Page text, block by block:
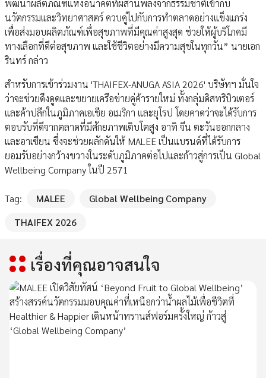
พัฒนาผลิตภัณฑ์แห่งอนาคตที่ผสานพลังจากธรรมชาติเข้ากับ
นวัตกรรมและวิทยาศาสตร์ ควบคู่ไปกับการทำตลาดอย่างแข็งแกร่ง
เพื่อส่งมอบผลิตภัณฑ์เพื่อสุขภาพที่มีคุณค่าสูงสุด ช่วยให้ผู้บริโภคมี
ทางเลือกที่ดีต่อสุขภาพ และใช้ชีวิตอย่างมีความสุขในทุกวัน” นายเอก
รินทร์ กล่าว
สำหรับการเข้าร่วมงาน 'THAIFEX-ANUGA ASIA 2026' บริษัทฯ มั่นใจ
ว่าจะช่วยดึงดูดและขยายเครือข่ายคู่ค้ารายใหม่ ทั้งกลุ่มดิสทริบิวเตอร์
และค้าปลีกในภูมิภาคเอเชีย อเมริกา และยุโรป โดยคาดว่าจะได้รับการ
ตอบรับที่ดีจากตลาดที่มีศักยภาพเติบโตสูง อาทิ จีน ตะวันออกกลาง
และอาเซียน ซึ่งจะช่วยผลักดันให้ MALEE เป็นแบรนด์ที่ได้รับการ
ยอมรับอย่างกว้างขวางในระดับภูมิภาคต่อไปและก้าวสู่การเป็น Global
Wellbeing Company ในปี 2571
Tag: MALEE
Global Wellbeing Company
THAIFEX 2026
เรื่องที่คุณอาจสนใจ